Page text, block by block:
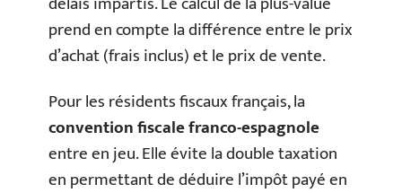
prend en compte la différence entre le prix
d’achat (frais inclus) et le prix de vente.
Pour les résidents fiscaux français, la
convention fiscale franco-espagnole
entre en jeu. Elle évite la double taxation
en permettant de déduire l’impôt payé en